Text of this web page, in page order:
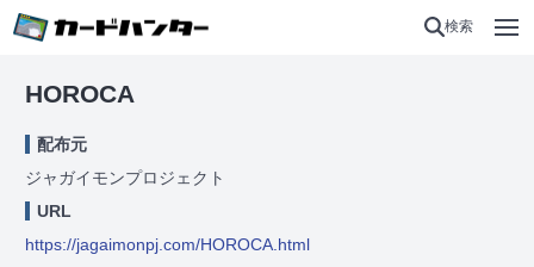
検索
HOROCA
配布元
ジャガイモンプロジェクト
URL
https://jagaimonpj.com/HOROCA.html